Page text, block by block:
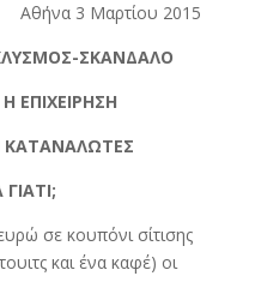
Αθήνα 3 Μαρτίου 2015
ΣΚΑΝΔΑΛΟ
ΕΠΙΧΕΙΡΗΣΗ
ΚΑΤΑΝΑΛΩΤΕΣ
σε κουπόνι σίτισης
και ένα καφέ) οι